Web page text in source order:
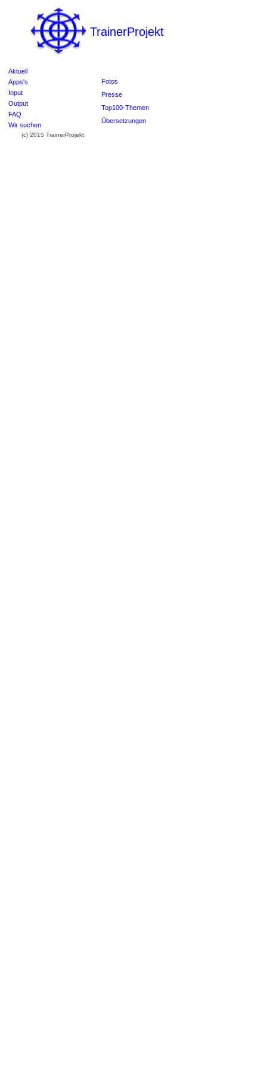
TrainerProjekt
Aktuell
Apps's
Input
Output
FAQ
Wir suchen
Fotos
Presse
Top100-Themen
Übersetzungen
(c) 2015 TrainerProjekt